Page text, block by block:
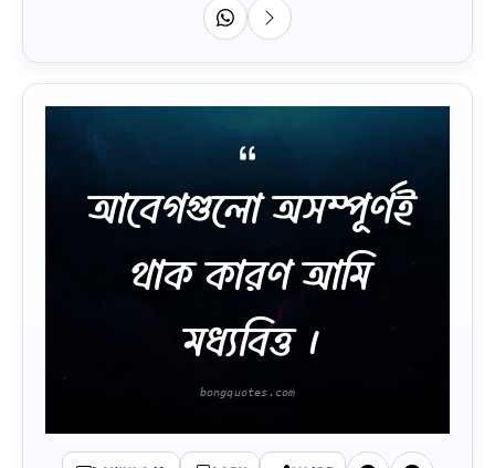
আবেগগুলো অসম্পূর্ণই
থাক কারণ আমি
মধ্যবিত্ত ।